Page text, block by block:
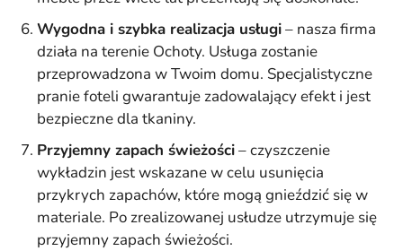
Wygodna i szybka realizacja usługi– nasza firma
działa na terenie Ochoty. Usługa zostanie
przeprowadzona w Twoim domu. Specjalistyczne
pranie foteli gwarantuje zadowalający efekt i jest
bezpieczne dla tkaniny.
Przyjemny zapach świeżości– czyszczenie
wykładzin jest wskazane w celu usunięcia
przykrych zapachów, które mogą gnieździć się w
materiale. Po zrealizowanej usłudze utrzymuje się
przyjemny zapach świeżości.